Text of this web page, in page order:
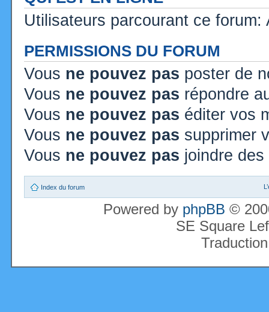
Utilisateurs parcourant ce
PERMISSIONS DU FORUM
Vous ne pouvez pas poster de
Vous ne pouvez pas répondre
Vous ne pouvez pas éditer vos
Vous ne pouvez pas supprimer
Vous ne pouvez pas joindre
Index du forum
Powered by phpBB ©
SE Square